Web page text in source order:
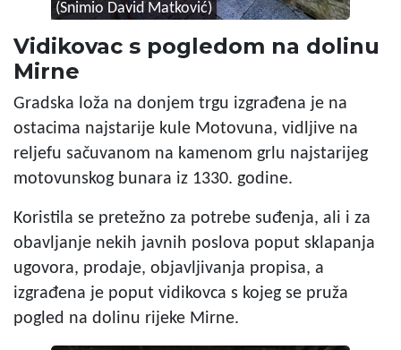
(Snimio David Matković)
Vidikovac s pogledom na dolinu
Mirne
Gradska loža na donjem trgu izgrađena je na
ostacima najstarije kule Motovuna, vidljive na
reljefu sačuvanom na kamenom grlu najstarijeg
motovunskog bunara iz 1330. godine.
Koristila se pretežno za potrebe suđenja, ali i za
obavljanje nekih javnih poslova poput sklapanja
ugovora, prodaje, objavljivanja propisa, a
izgrađena je poput vidikovca s kojeg se pruža
pogled na dolinu rijeke Mirne.